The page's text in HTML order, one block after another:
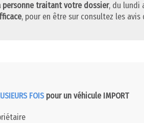
personne traitant votre dossier, du lundi
, pour en être sur consultez les avis
FOISpour un véhicule IMPORT